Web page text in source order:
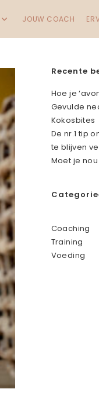
JOUW COACH
Recente
Hoe je
Gevulde
Kokosbites
De nr.1 tip
te blijven
Moet je
Coaching
Training
Voeding